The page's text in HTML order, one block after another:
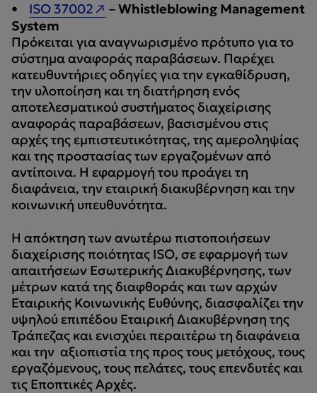
• ISO 37002 –Whistleblowing Management
System
Πρόκειται για αναγνωρισμένο πρότυπο για το
σύστημα αναφοράς παραβάσεων. Παρέχει
κατευθυντήριες οδηγίες για την εγκαθίδρυση,
την υλοποίηση και τη διατήρηση ενός
αποτελεσματικού συστήματος διαχείρισης
αναφοράς παραβάσεων, βασισμένου στις
αρχές της εμπιστευτικότητας, της αμεροληψίας
και της προστασίας των εργαζομένων από
αντίποινα. H εφαρμογή του προάγει τη
διαφάνεια, την εταιρική διακυβέρνηση και την
κοινωνική υπευθυνότητα.
Η απόκτηση των ανωτέρω πιστοποιήσεων
διαχείρισης ποιότητας ISO, σε εφαρμογή των
απαιτήσεων Εσωτερικής Διακυβέρνησης, των
μέτρων κατά της διαφθοράς και των αρχών
Εταιρικής Κοινωνικής Ευθύνης, διασφαλίζει την
υψηλού επιπέδου Εταιρική Διακυβέρνηση της
Τράπεζας και ενισχύει περαιτέρω τη διαφάνεια
και την αξιοπιστία της προς τους μετόχους, τους
εργαζόμενους, τους πελάτες, τους επενδυτές και
τις Εποπτικές Αρχές.